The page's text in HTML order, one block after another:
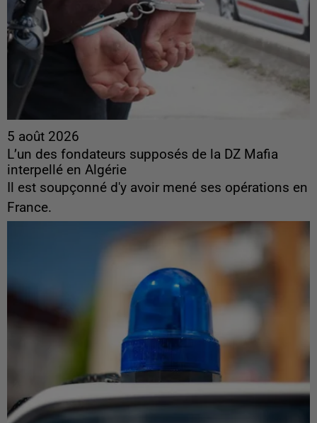
5 août 2026
L’un des fondateurs supposés de la DZ Mafia
interpellé en Algérie
Il est soupçonné d'y avoir mené ses opérations en
France.